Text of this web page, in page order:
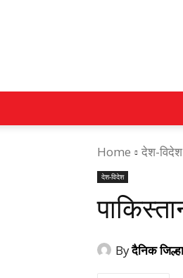
Home देश-विदेश
देश-विदेश
Byदैनिक